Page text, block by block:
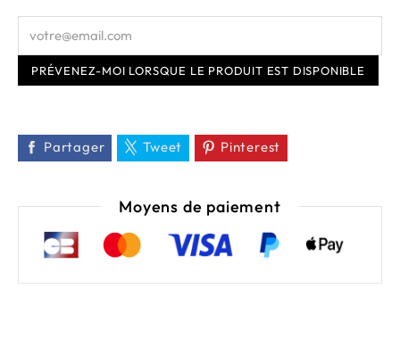
PRÉVENEZ-MOI LORSQUE LE PRODUIT EST DISPONIBLE
Partager Tweet Pinterest
Moyens de paiement